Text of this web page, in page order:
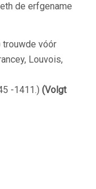
de erfgename
trouwde vóór
Louvois,
-1411.) (Volgt